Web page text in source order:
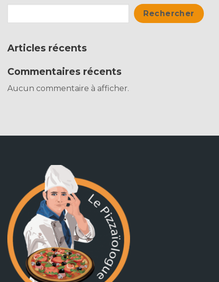
Rechercher
Articles récents
Commentaires récents
Aucun commentaire à afficher.